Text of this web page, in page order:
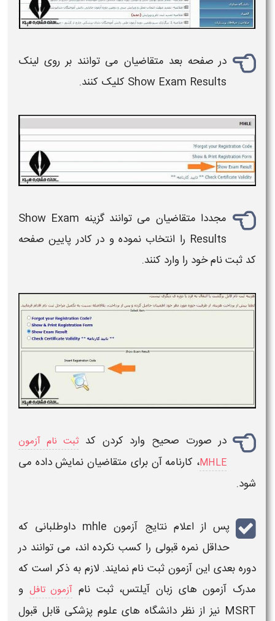
در صفحه بعد متقاضیان می توانند بر روی لینک
Show Exam Results کلیک کنند.
مجددا متقاضیان می توانند گزینه Show Exam
Results را انتخاب نموده و در کادر پایین صفحه
کد ثبت نام خود را وارد کنند.
در صورت صحیح وارد کردن کدثبت نام آزمون
MHLE، کارنامه آن برای متقاضیان نمایش داده می
شود.
پس ازاعلام نتایج آزمون mhle
داوطلبانی که
حداقل نمره قبولی را کسب نکرده اند، می توانند در
دوره بعدی این آزمون ثبت نام نمایند. لازم به ذکر است که
مدرک آزمون های زبان آیلتس، ثبت نام آزمون تافل و
MSRT نیز از نظر دانشگاه های علوم پزشکی قابل قبول